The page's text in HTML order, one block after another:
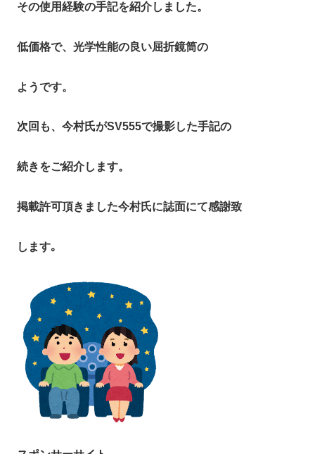
その使用経験の手記を紹介しました。
低価格で、光学性能の良い屈折鏡筒の
ようです。
次回も、今村氏がSV555で撮影した手記の
続きをご紹介します。
掲載許可頂きました今村氏に誌面にて感謝致
します｡